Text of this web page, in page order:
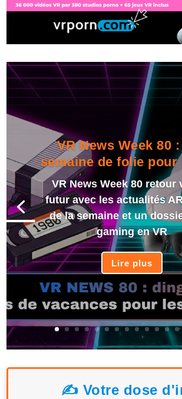
VR News Week 80
semaine de folie pour
VR News Week 80 retour
futur avec les actualités
de la semaine et un
gaming en VR
Lire plus
✍️ Votre dose